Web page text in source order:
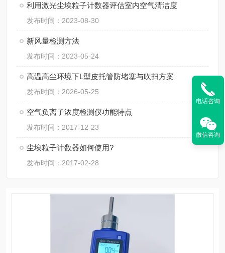
利用激光尘埃粒子计数器评估室内空气清洁度
发布时间：2023-08-30
新风量检测方法
发布时间：2023-05-24
高温高尘环境下L型皮托管防堵塞与吹扫方案
发布时间：2026-05-25
空气负离子浓度检测仪功能特点
发布时间：2017-12-23
尘埃粒子计数器如何使用?
发布时间：2017-02-28
电话咨询
微信咨询